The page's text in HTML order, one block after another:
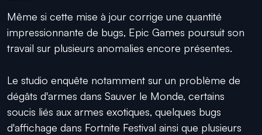
Même si cette mise à jour corrige une quantité
impressionnante de bugs, Epic Games poursuit son
travail sur plusieurs anomalies encore présentes.
Le studio enquête notamment sur un problème de
dégâts d'armes dans Sauver le Monde, certains
soucis liés aux armes exotiques, quelques bugs
d'affichage dans Fortnite Festival ainsi que plusieurs